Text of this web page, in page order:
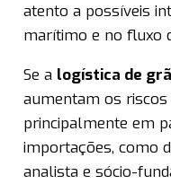
atento a possíveis
marítimo e no fluxo
Se a logística de
aumentam os
principalmente em
importações, como
analista e sócio-